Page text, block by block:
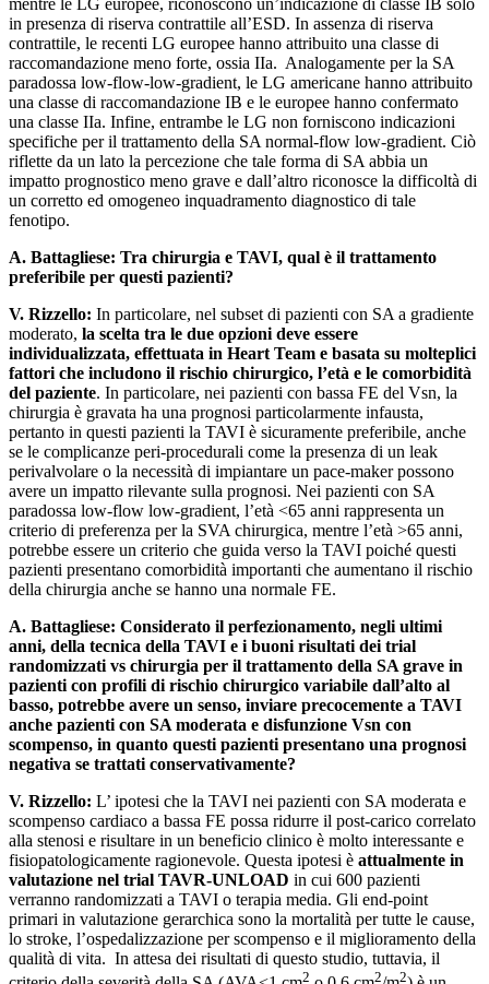
mentre le LG europee, riconoscono un’indicazione di classe IB solo
in presenza di riserva contrattile all’ESD. In assenza di riserva
contrattile, le recenti LG europee hanno attribuito una classe di
raccomandazione meno forte, ossia IIa. Analogamente per la SA
paradossa low-flow-low-gradient, le LG americane hanno attribuito
una classe di raccomandazione IB e le europee hanno confermato
una classe IIa. Infine, entrambe le LG non forniscono indicazioni
specifiche per il trattamento della SA normal-flow low-gradient. Ciò
riflette da un lato la percezione che tale forma di SA abbia un
impatto prognostico meno grave e dall’altro riconosce la difficoltà di
un corretto ed omogeneo inquadramento diagnostico di tale
fenotipo.
A. Battagliese: Tra chirurgia e TAVI, qual è il trattamento
preferibile per questi pazienti?
V. Rizzello: In particolare, nel subset di pazienti con SA a gradiente
moderato, la scelta tra le due opzioni deve essere
individualizzata, effettuata in Heart Team e basata su molteplici
fattori che includono il rischio chirurgico, l’età e le comorbidità
del paziente. In particolare, nei pazienti con bassa FE del Vsn, la
chirurgia è gravata ha una prognosi particolarmente infausta,
pertanto in questi pazienti la TAVI è sicuramente preferibile, anche
se le complicanze peri-procedurali come la presenza di un leak
perivalvolare o la necessità di impiantare un pace-maker possono
avere un impatto rilevante sulla prognosi. Nei pazienti con SA
paradossa low-flow low-gradient, l’età <65 anni rappresenta un
criterio di preferenza per la SVA chirurgica, mentre l’età >65 anni,
potrebbe essere un criterio che guida verso la TAVI poiché questi
pazienti presentano comorbidità importanti che aumentano il rischio
della chirurgia anche se hanno una normale FE.
A. Battagliese: Considerato il perfezionamento, negli ultimi
anni, della tecnica della TAVI e i buoni risultati dei trial
randomizzati vs chirurgia per il trattamento della SA grave in
pazienti con profili di rischio chirurgico variabile dall’alto al
basso, potrebbe avere un senso, inviare precocemente a TAVI
anche pazienti con SA moderata e disfunzione Vsn con
scompenso, in quanto questi pazienti presentano una prognosi
negativa se trattati conservativamente?
V. Rizzello: L’ ipotesi che la TAVI nei pazienti con SA moderata e
scompenso cardiaco a bassa FE possa ridurre il post-carico correlato
alla stenosi e risultare in un beneficio clinico è molto interessante e
fisiopatologicamente ragionevole. Questa ipotesi è attualmente in
valutazione nel trial TAVR-UNLOAD in cui 600 pazienti
verranno randomizzati a TAVI o terapia media. Gli end-point
primari in valutazione gerarchica sono la mortalità per tutte le cause,
lo stroke, l’ospedalizzazione per scompenso e il miglioramento della
qualità di vita. In attesa dei risultati di questo studio, tuttavia, il
2 2 2